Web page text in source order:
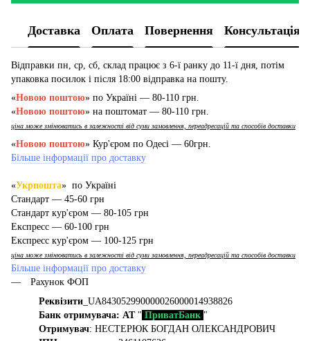
Доставка Оплата Повернення Консультація
Відправки пн, ср, сб, склад працює з 6-ї ранку до 11-ї дня, потім
упаковка посилок і після 18:00 відправка на пошту.
«Новою поштою» по Україні — 80-110 грн.
«Новою поштою» на поштомат — 80-110 грн.
ціна може змінюватись в залежності від суми замовлення, переадресацій та способів доставки
«Новою поштою» Кур'єром по Одесі — 60грн.
Більше інформації про доставку
«Укрпошта» по Україні
Стандарт — 45-60 грн
Стандарт кур'єром — 80-105 грн
Експресс — 60-100 грн
Експресс кур'єром — 100-125 грн
ціна може змінюватись в залежності від суми замовлення, переадресацій та способів доставки
Більше інформації про доставку
Рахунок ФОП
Реквізити _UA843052990000026000014938826
Банк отримувача: АТ" ПриватБанк "
Отримувач: НЕСТЕРЮК БОГДАН ОЛЕКСАНДРОВИЧ